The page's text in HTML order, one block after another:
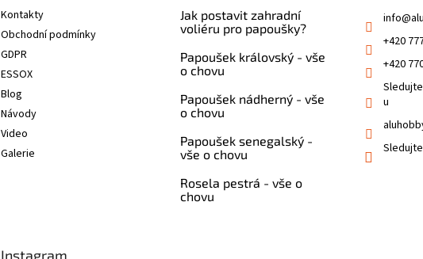
Kontakty
Obchodní podmínky
GDPR
ESSOX
Blog
Návody
Video
Galerie
Jak postavit zahradní
voliéru pro papoušky?
Papoušek královský - vše
o chovu
Papoušek nádherný - vše
o chovu
Papoušek senegalský -
vše o chovu
Rosela pestrá - vše o
chovu
info@
+420
+420
u
Instagram